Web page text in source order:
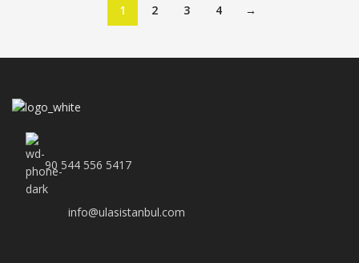
1 2 3 4 →
90 544 556 5417
info@ulasistanbul.com